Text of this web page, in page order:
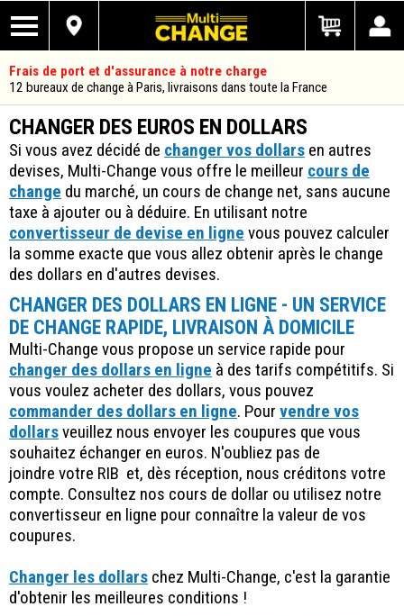
Frais de port et d'assurance à notre charge
12 bureaux de change à Paris, livraisons dans toute la France
CHANGER DES EUROS EN DOLLARS
Si vous avez décidé de changer vos dollars en autres
devises, Multi-Change vous offre le meilleur cours de
change du marché, un cours de change net, sans aucune
taxe à ajouter ou à déduire. En utilisant notre
convertisseur de devise en ligne vous pouvez calculer
la somme exacte que vous allez obtenir après le change
des dollars en d'autres devises.
CHANGER DES DOLLARS EN LIGNE - UN SERVICE
DE CHANGE RAPIDE, LIVRAISON À DOMICILE
Multi-Change vous propose un service rapide pour
changer des dollars en ligne à des tarifs compétitifs. Si
vous voulez acheter des dollars, vous pouvez
commander des dollars en ligne. Pour vendre vos
dollarsveuillez nous envoyer les coupures que vous
souhaitez échanger en euros. N'oubliez pas de
joindre votre RIB et, dès réception, nous créditons votre
compte. Consultez nos cours de dollar ou utilisez notre
convertisseur en ligne pour connaître la valeur de vos
coupures.
Changer les dollars chez Multi-Change, c'est la garantie
d'obtenir les meilleures conditions !